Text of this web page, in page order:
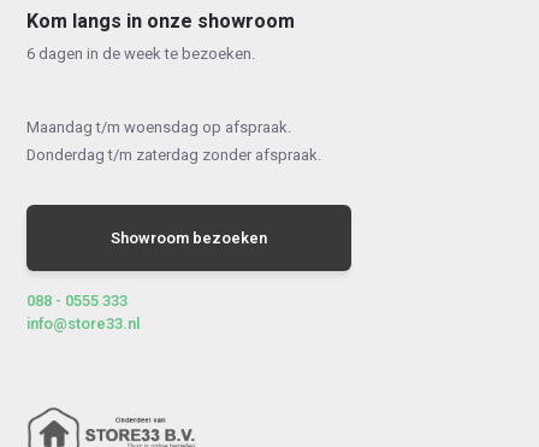
Kom langs in onze showroom
6 dagen in de week te bezoeken.
Maandag t/m woensdag op afspraak.
Donderdag t/m zaterdag zonder afspraak.
Showroom bezoeken
088 - 0555 333
info@store33.nl